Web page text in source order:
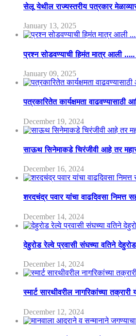
सेलू येथील राज्यस्तरीय पत्रकार
January 13, 2025
प्रश्न सोडवण्याची हिमंत मात्र आली …..
January 09, 2025
पत्रकारितेत कार्यक्षमता
December 19, 2024
साऊथ सिनेमाकडे चिरंजीवी आहे तर
December 16, 2024
शरदचंद्र पवार यांचा वाढदिवसा निमत्त
December 14, 2024
देहुरोड रेल्वे प्रवासी संघच्या वतिने
December 14, 2024
स्मार्ट सारथीवरील नागरिकांच्या
December 12, 2024